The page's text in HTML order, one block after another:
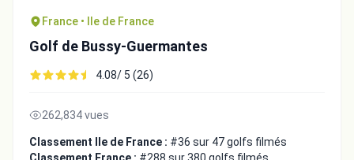
France • Ile de France
Golf de Bussy-Guermantes
4.08/ 5 (26)
262,834 vues
Classement Ile de France : #36 sur 47 golfs filmés
Classement France : #288 sur 380 golfs filmés